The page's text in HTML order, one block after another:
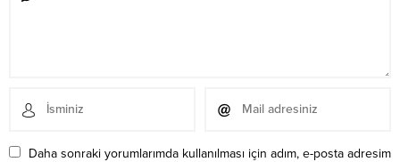
Daha sonraki yorumlarımda kullanılması için adım, e-posta adresim